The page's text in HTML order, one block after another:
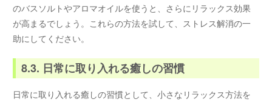
のバスソルトやアロマオイルを使うと、さらにリラックス効果
が高まるでしょう。これらの方法を試して、ストレス解消の一
助にしてください。
8.3. 日常に取り入れる癒しの習慣
日常に取り入れる癒しの習慣として、小さなリラックス方法を